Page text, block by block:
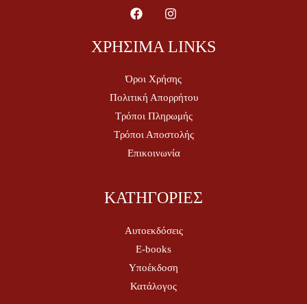
ΧΡΗΣΙΜΑ LINKS
Όροι Χρήσης
Πολιτική Απορρήτου
Τρόποι Πληρωμής
Τρόποι Αποστολής
Επικοινωνία
ΚΑΤΗΓΟΡΙΕΣ
Αυτοεκδόσεις
E-books
Υποέκδοση
Κατάλογος